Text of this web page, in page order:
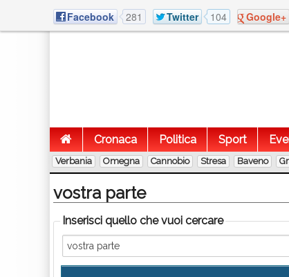
Facebook 281 Twitter 104 Google+
Cronaca
Politica Sport
Verbania Omegna Cannobio Stresa Baveno
vostra parte
Inserisci quello che vuoi cercare